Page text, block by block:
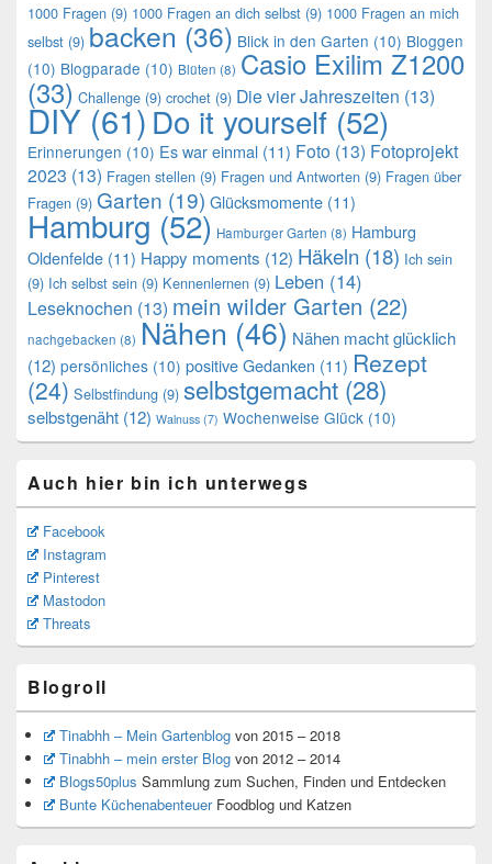
1000 Fragen (9) 1000 Fragen an dich selbst (9) 1000 Fragen an mich
selbst (9) backen (36) Blick in den Garten (10) Bloggen
(10) Blogparade (10) Blüten (8) Casio Exilim Z1200
(33) Challenge (9) crochet (9) Die vier Jahreszeiten (13)
DIY (61)Do it yourself (52)
Erinnerungen (10) Es war einmal (11) Foto (13) Fotoprojekt
2023 (13) Fragen stellen (9) Fragen und Antworten (9) Fragen über
Fragen (9) Garten (19) Glücksmomente (11)
Hamburg (52) Hamburger Garten (8) Hamburg
Oldenfelde (11) Happy moments (12) Häkeln (18) Ich sein
(9) Ich selbst sein (9) Kennenlernen (9) Leben (14)
Leseknochen (13) mein wilder Garten (22)
nachgebacken (8) Nähen (46) Nähen macht glücklich
(12) persönliches (10) positive Gedanken (11) Rezept
(24) Selbstfindung (9) selbstgemacht (28)
selbstgenäht (12) Walnuss (7) Wochenweise Glück (10)
Auch hier bin ich unterwegs
Facebook
Instagram
Pinterest
Mastodon
Threats
Blogroll
Tinabhh – Mein Gartenblogvon 2015 – 2018
Tinabhh – mein erster Blogvon 2012 – 2014
Blogs50plus Sammlung zum Suchen, Finden und Entdecken
Bunte KüchenabenteuerFoodblog und Katzen